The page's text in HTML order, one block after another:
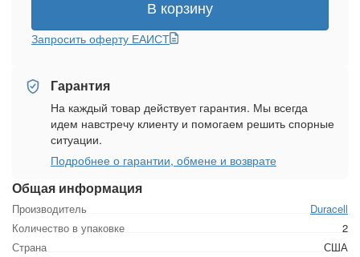
Общая информация
Производитель
Duracell
Количество в упаковке
2
Страна
США
В корзину
Запросить оферту ЕАИСТ
Гарантия
На каждый товар действует гарантия. Мы всегда
идем навстречу клиенту и помогаем решить спорные
ситуации.
Подробнее о гарантии, обмене и возврате